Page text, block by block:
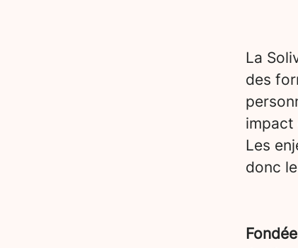
La
des
impact
Les
donc